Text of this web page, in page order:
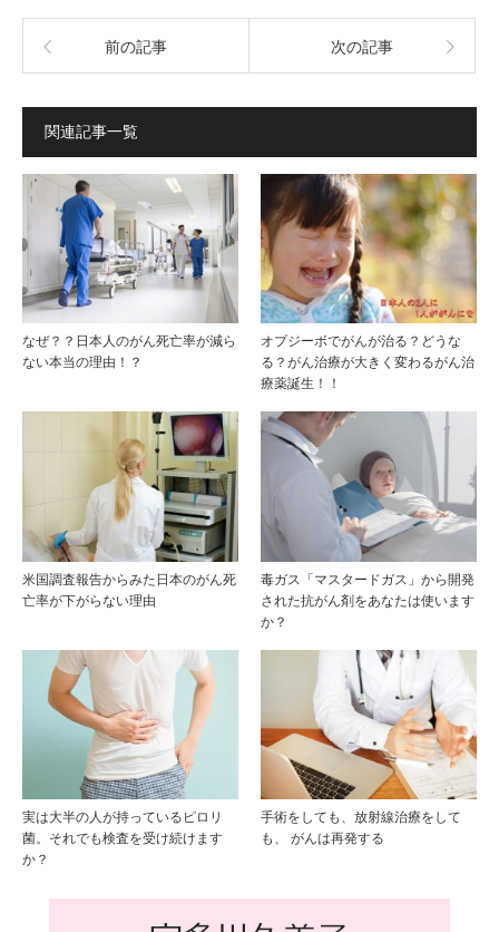
前の記事 次の記事
関連記事一覧
なぜ？？日本人のがん死亡率が減ら
ない本当の理由！？
オプジーボでがんが治る？どうな
る？がん治療が大きく変わるがん治
療薬誕生！！
米国調査報告からみた日本のがん死
亡率が下がらない理由
毒ガス「マスタードガス」から開発
された抗がん剤をあなたは使います
か？
実は大半の人が持っているピロリ
菌。それでも検査を受け続けます
か？
手術をしても、放射線治療をして
も、 がんは再発する